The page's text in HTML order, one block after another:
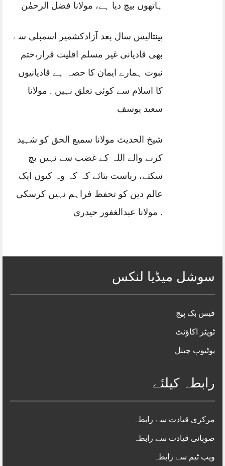
ہاتھوں بیچ دیا ہے، مولانا فضل الرحمٰن
پینتالیس سال بعد آزادکشمیر اسمبلی سے
بھی قادیانی غیر مسلم اقلیت قرار،ختم
نبوت ہمارے ایمان کا حصہ ہے قادیانیوں
کا اسلام سے کوئی تعلق نہیں . مولانا
سعید یوسف
شیخ الحدیث مولانا سمیع الحق کو شہید
کرنے والے اللہ کے غضب سے نہیں بچ
سکتے، ریاست بتائے کہ کہ وہ کیوں ایک
عالم دین کو تحفظ فراہم نہیں کرسکی
. مولانا عبدالغفور حیدری
سوشل میڈیا لنکس
فیس بک پیج
ٹویٹر اکاؤنٹ
یوٹیوب چینل
رابطہ کیلئے
مرکزی قیادت سے رابطہ
صوبائی قیادت سے رابطہ
ویب ٹیم سے رابطہ